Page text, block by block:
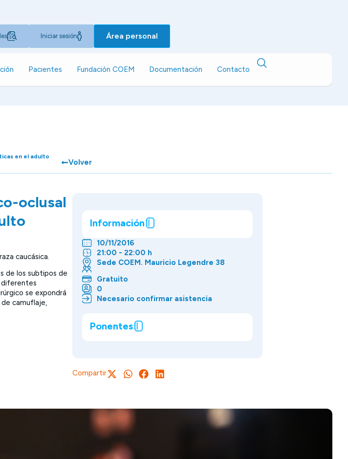
Iniciar sesión Área personal
Pacientes Fundación COEM Documentación Contacto
en el adulto
Volver
oclusal
caucásica.
de los subtipos de
diferentes
se expondrá
camuflaje,
Información
10/11/2016
21:00 - 22:00 h
Sede COEM. Mauricio Legendre 38
Gratuito
0
Necesario confirmar asistencia
Ponentes
Compartir